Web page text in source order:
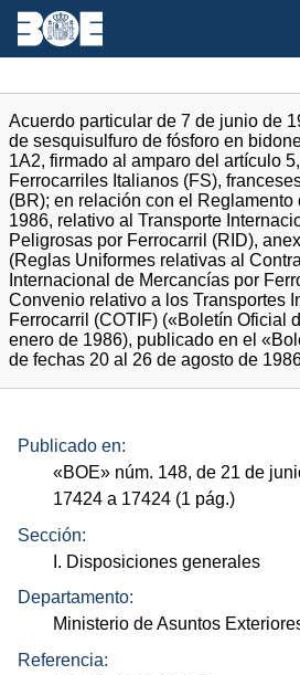
Acuerdo particular de 7 de junio de
de sesquisulfuro de fósforo en
1A2, firmado al amparo del artículo
Ferrocarriles Italianos (FS),
(BR); en relación con el Reglamento
1986, relativo al Transporte
Peligrosas por Ferrocarril (RID),
(Reglas Uniformes relativas al
Internacional de Mercancías por
Convenio relativo a los Transportes
Ferrocarril (COTIF) («Boletín Oficial
enero de 1986), publicado en el
de fechas 20 al 26 de agosto de
Publicado en:
«BOE» núm. 148, de 21 de
17424 a 17424 (1 pág.)
Sección:
I. Disposiciones generales
Departamento:
Ministerio de Asuntos
Referencia: